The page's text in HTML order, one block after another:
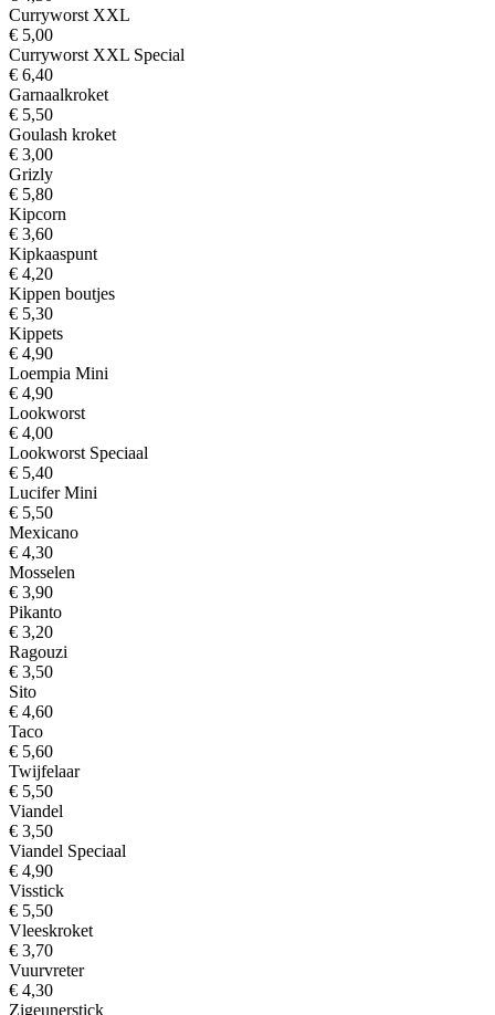
Curryworst XXL
€ 5,00
Curryworst XXL Special
€ 6,40
Garnaalkroket
€ 5,50
Goulash kroket
€ 3,00
Grizly
€ 5,80
Kipcorn
€ 3,60
Kipkaaspunt
€ 4,20
Kippen boutjes
€ 5,30
Kippets
€ 4,90
Loempia Mini
€ 4,90
Lookworst
€ 4,00
Lookworst Speciaal
€ 5,40
Lucifer Mini
€ 5,50
Mexicano
€ 4,30
Mosselen
€ 3,90
Pikanto
€ 3,20
Ragouzi
€ 3,50
Sito
€ 4,60
Taco
€ 5,60
Twijfelaar
€ 5,50
Viandel
€ 3,50
Viandel Speciaal
€ 4,90
Visstick
€ 5,50
Vleeskroket
€ 3,70
Vuurvreter
€ 4,30
Zigeunerstick